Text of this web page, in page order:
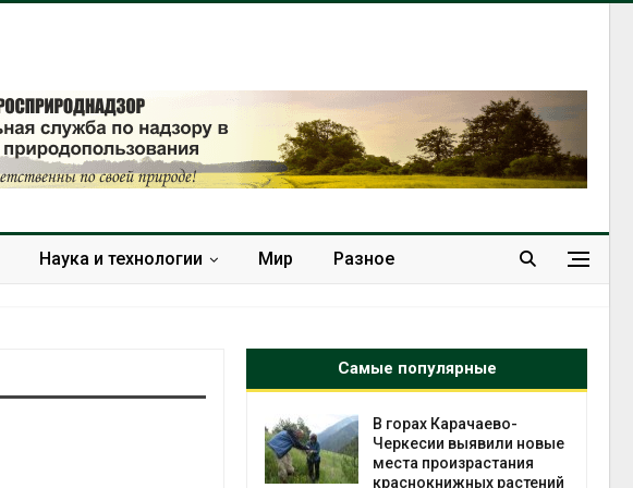
Наука и технологии Мир Разное
Самые популярные
В горах Карачаево-
Черкесии выявили новые
места произрастания
краснокнижных растений